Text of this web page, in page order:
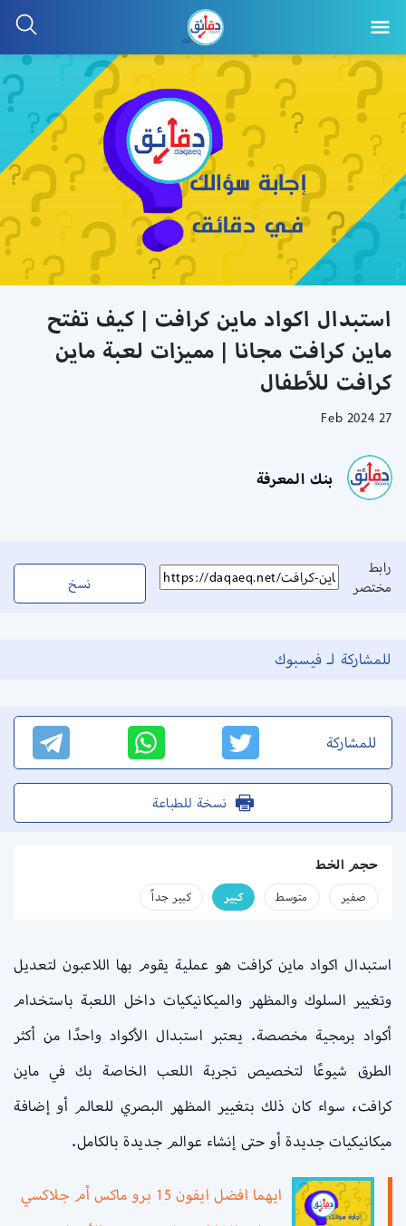
استبدال اكواد ماين كرافت | كيف تفتح
ماين كرافت مجانا | مميزات لعبة ماين
كرافت للأطفال
27 Feb 2024
بنك المعرفة
رابط
مختصر
نسخ
للمشاركة لـ فيسبوك
للمشاركة
نسخة للطباعة
حجم الخط
صفير متوسط كبير كبير جداً
استبدال اكواد ماين كرافت هو عملية يقوم بها اللاعبون لتعديل
وتغيير السلوك والمظهر والميكانيكيات داخل اللعبة باستخدام
أكواد برمجية مخصصة. يعتبر استبدال الأكواد واحدًا من أكثر
الطرق شيوعًا لتخصيص تجربة اللعب الخاصة بك في ماين
كرافت، سواء كان ذلك بتغيير المظهر البصري للعالم أو إضافة
ميكانيكيات جديدة أو حتى إنشاء عوالم جديدة بالكامل.
ايهما افضل ايفون 15 برو ماكس أم جلاكسي